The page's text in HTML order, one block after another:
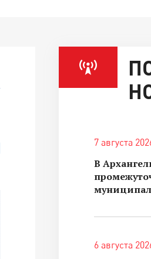
7 августа
В
6 августа